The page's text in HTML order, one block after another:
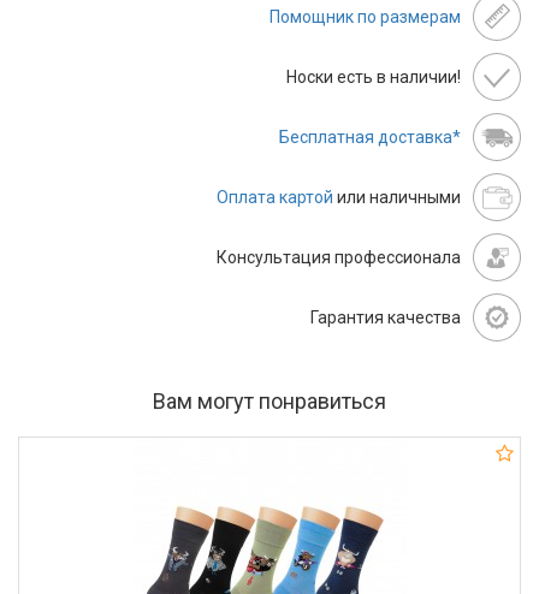
Помощник по размерам
Носки есть в наличии!
Бесплатная доставка*
Оплата картой или наличными
Консультация профессионала
Гарантия качества
Вам могут понравиться